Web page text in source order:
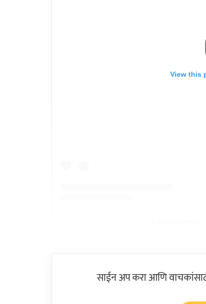
View this
साईन अप करा आणि